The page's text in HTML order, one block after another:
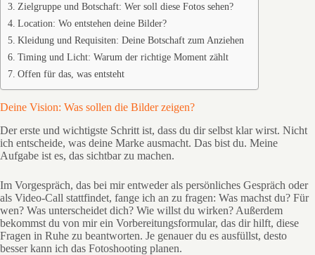
Zielgruppe und Botschaft: Wer soll diese Fotos sehen?
Location: Wo entstehen deine Bilder?
Kleidung und Requisiten: Deine Botschaft zum Anziehen
Timing und Licht: Warum der richtige Moment zählt
Offen für das, was entsteht
Deine Vision: Was sollen die Bilder zeigen?
Der erste und wichtigste Schritt ist, dass du dir selbst klar wirst. Nicht
ich entscheide, was deine Marke ausmacht. Das bist du. Meine
Aufgabe ist es, das sichtbar zu machen.
Im Vorgespräch, das bei mir entweder als persönliches Gespräch oder
als Video-Call stattfindet, fange ich an zu fragen: Was machst du? Für
wen? Was unterscheidet dich? Wie willst du wirken? Außerdem
bekommst du von mir ein Vorbereitungsformular, das dir hilft, diese
Fragen in Ruhe zu beantworten. Je genauer du es ausfüllst, desto
besser kann ich das Fotoshooting planen.